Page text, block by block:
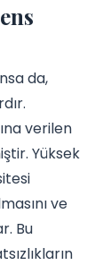
da,
verilen
Yüksek
ve
Bu